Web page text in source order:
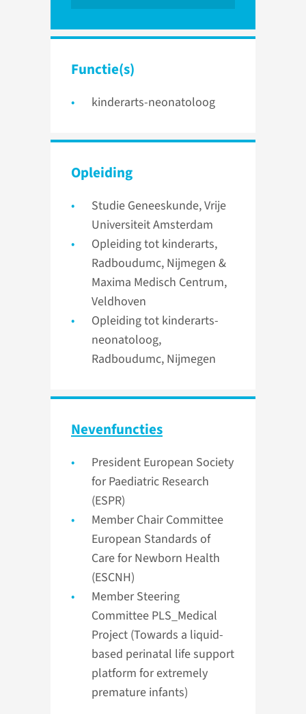
Functie(s)
kinderarts-neonatoloog
Opleiding
Studie Geneeskunde, Vrije
Universiteit Amsterdam
Opleiding tot kinderarts,
Radboudumc, Nijmegen &
Maxima Medisch Centrum,
Veldhoven
Opleiding tot kinderarts-
neonatoloog,
Radboudumc, Nijmegen
Nevenfuncties
President European Society
for Paediatric Research
(ESPR)
Member Chair Committee
European Standards of
Care for Newborn Health
(ESCNH)
Member Steering
Committee PLS_Medical
Project (Towards a liquid-
based perinatal life support
platform for extremely
premature infants)